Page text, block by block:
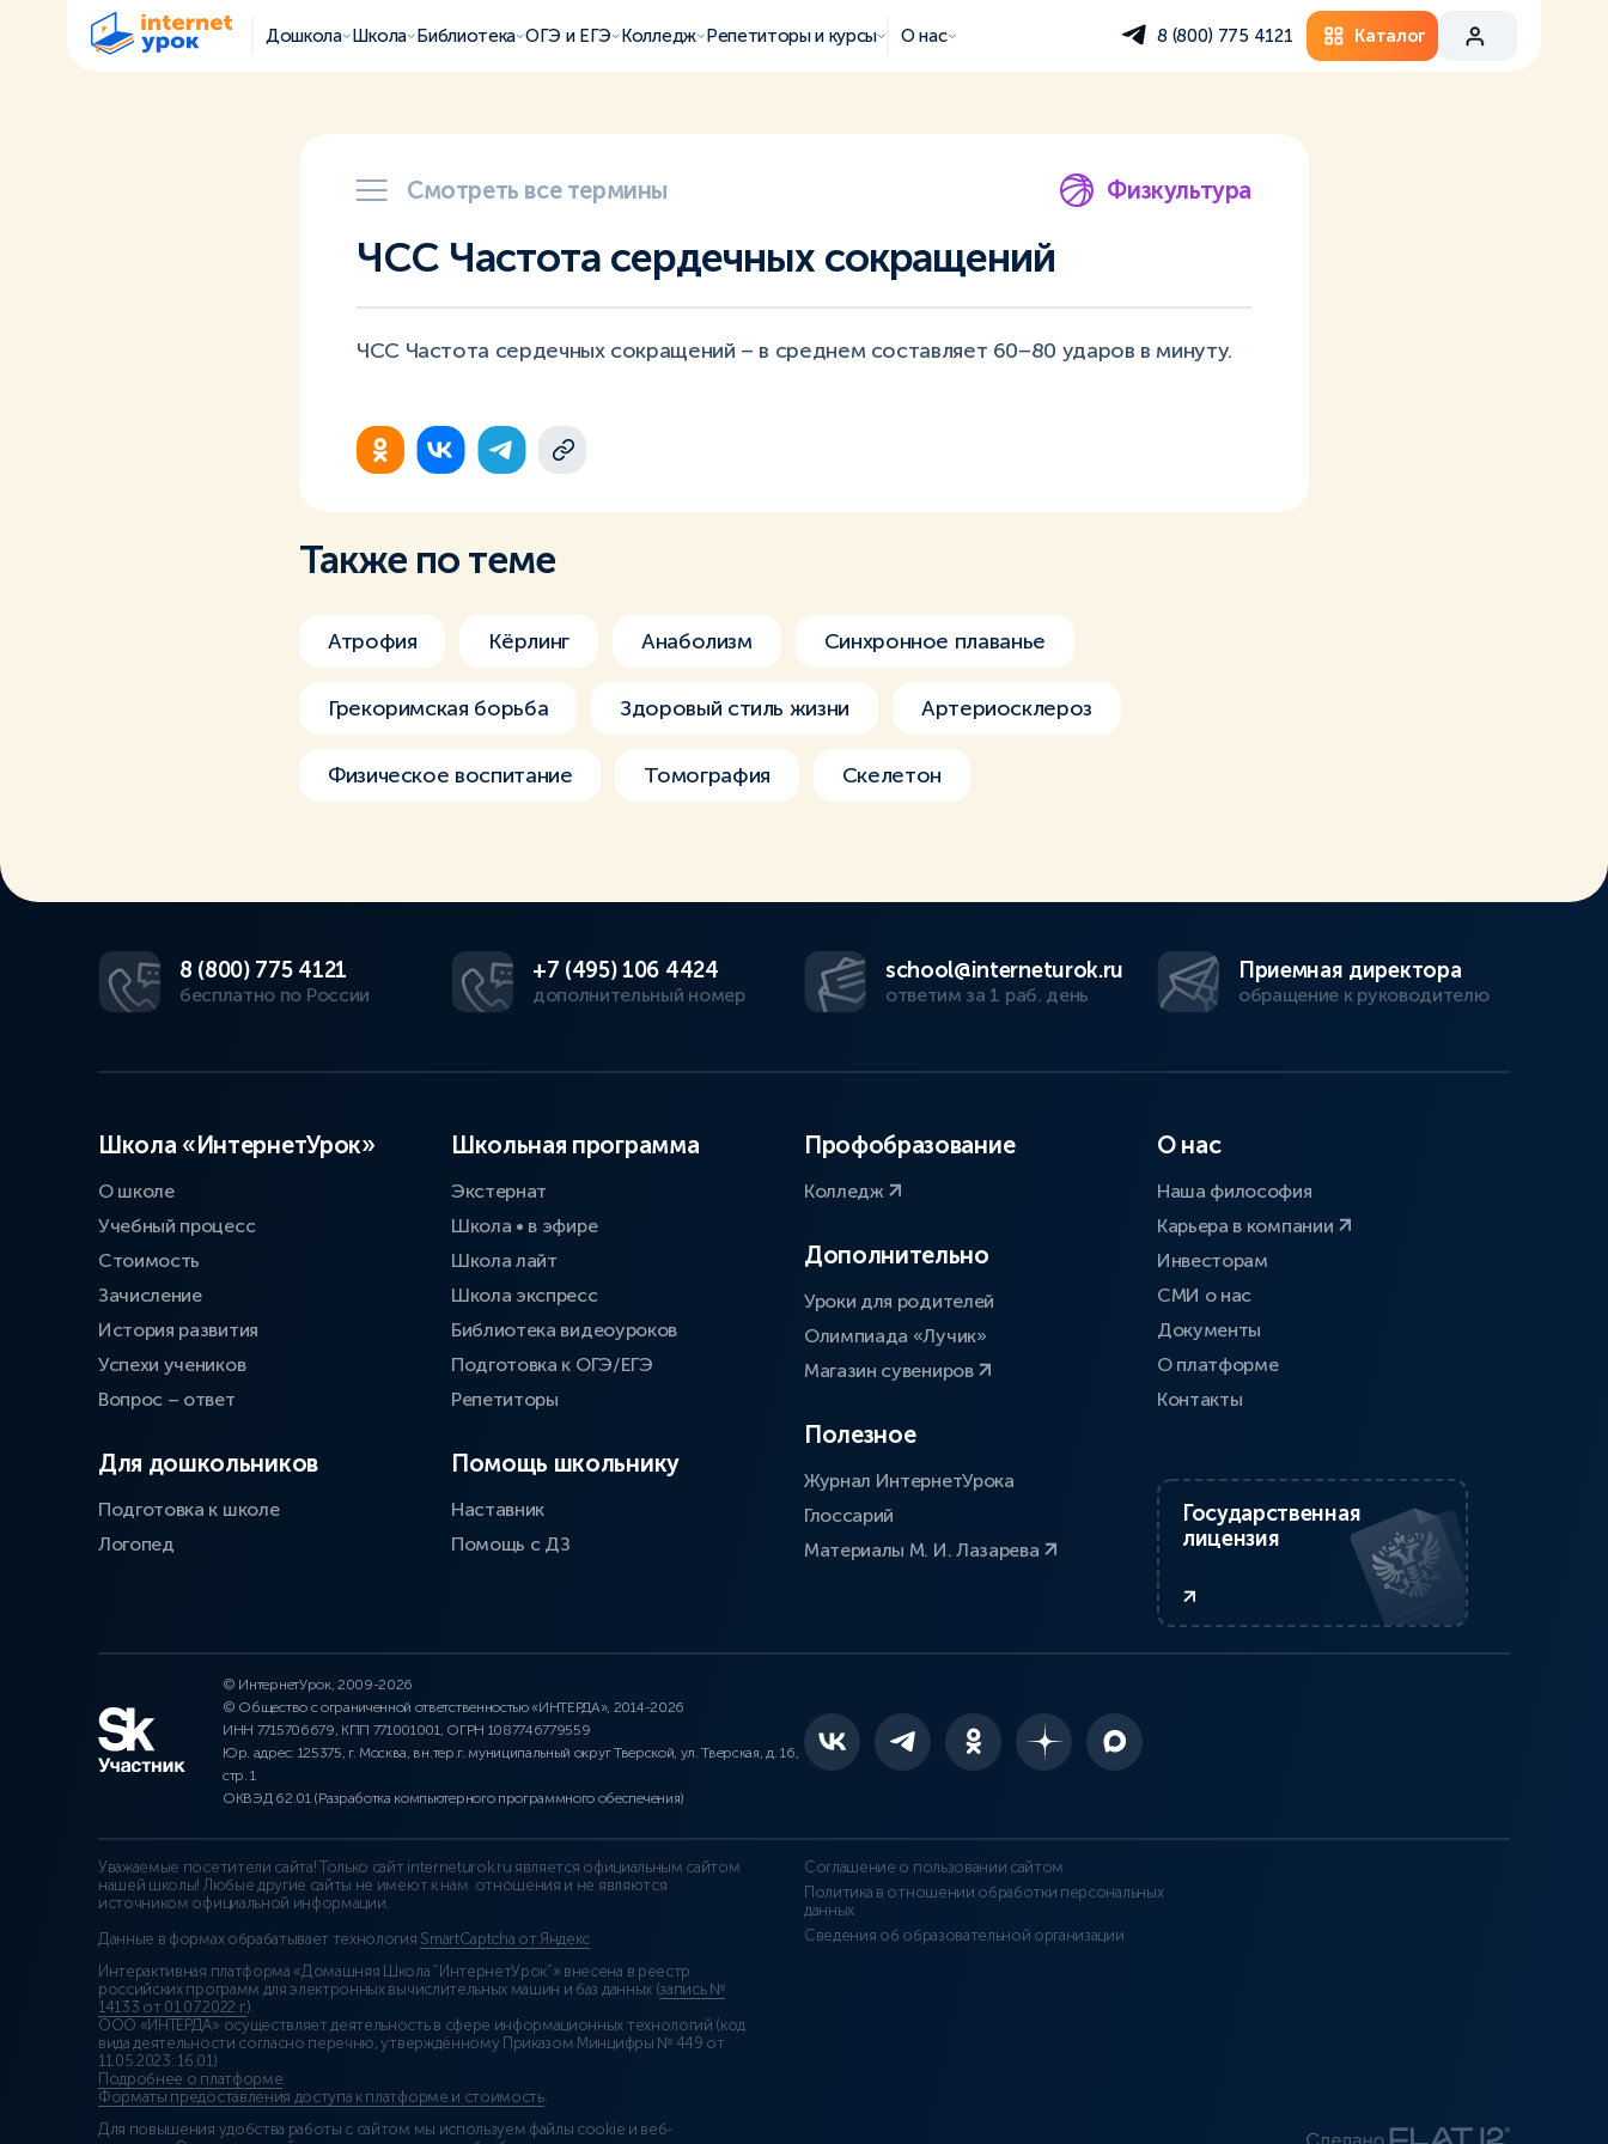
Дошкола Школа Библиотека ОГЭ и ЕГЭ Колледж Репетиторы и курсы О нас 8 (800) 775 4121 Каталог
Смотреть все термины Физкультура
ЧСС Частота сердечных сокращений
ЧСС Частота сердечных сокращений – в среднем составляет 60–80 ударов в минуту.
Также по теме
Атрофия Кёрлинг Анаболизм Синхронное плаванье
Грекоримская борьба Здоровый стиль жизни Артериосклероз
Физическое воспитание Томография Скелетон
8 (800) 775 4121
бесплатно по России
+7 (495) 106 4424
дополнительный номер
school@interneturok.ru
ответим за 1 раб. день
Приемная директора
обращение к руководителю
Школа «ИнтернетУрок»
О школе
Учебный процесс
Стоимость
Зачисление
История развития
Успехи учеников
Вопрос – ответ
Для дошкольников
Подготовка к школе
Логопед
Школьная программа
Экстернат
Школа • в эфире
Школа лайт
Школа экспресс
Библиотека видеоуроков
Подготовка к ОГЭ/ЕГЭ
Репетиторы
Помощь школьнику
Наставник
Помощь с ДЗ
Профобразование
Колледж
Дополнительно
Уроки для родителей
Олимпиада «Лучик»
Магазин сувениров
Полезное
Журнал ИнтернетУрока
Глоссарий
Материалы М. И. Лазарева
О нас
Наша философия
Карьера в компании
Инвесторам
СМИ о нас
Документы
О платформе
Контакты
Государственная
лицензия
© ИнтернетУрок, 2009-2026
© Общество с ограниченной ответственностью «ИНТЕРДА», 2014-2026
ИНН 7715706679, КПП 771001001, ОГРН 1087746779559
Юр. адрес: 125375, г. Москва, вн.тер.г. муниципальный округ Тверской, ул. Тверская, д. 16,
стр. 1
ОКВЭД 62.01 (Разработка компьютерного программного обеспечения)
Уважаемые посетители сайта! Только сайт interneturok.ru является официальным сайтом
нашей школы! Любые другие сайты не имеют к нам отношения и не являются
источником официальной информации.
Данные в формах обрабатывает технология SmartCaptcha от Яндекс
Интерактивная платформа «Домашняя Школа “ИнтернетУрок”» внесена в реестр
российских программ для электронных вычислительных машин и баз данных (запись №
14133 от 01.07.2022 г.).
ООО «ИНТЕРДА» осуществляет деятельность в сфере информационных технологий (код
вида деятельности согласно перечню, утверждённому Приказом Минцифры № 449 от
11.05.2023: 16.01)
Подробнее о платформе.
Форматы предоставления доступа к платформе и стоимость.
Для повышения удобства работы с сайтом мы используем файлы cookie и веб-
Соглашение о пользовании сайтом
Политика в отношении обработки персональных
данных
Сведения об образовательной организации